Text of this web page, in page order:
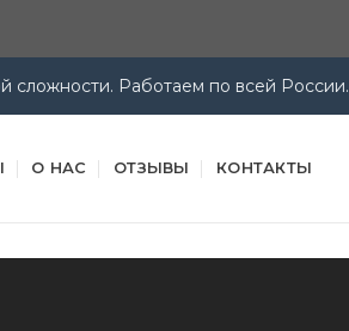
сложности. Работаем по всей России.
О НАС ОТЗЫВЫ КОНТАКТЫ